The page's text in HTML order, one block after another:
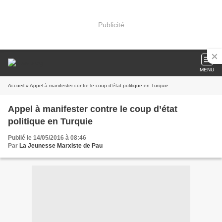
Publicité
MENU
Accueil » Appel à manifester contre le coup d’état politique en Turquie
Appel à manifester contre le coup d’état
politique en Turquie
Publié le 14/05/2016 à 08:46
Par La Jeunesse Marxiste de Pau